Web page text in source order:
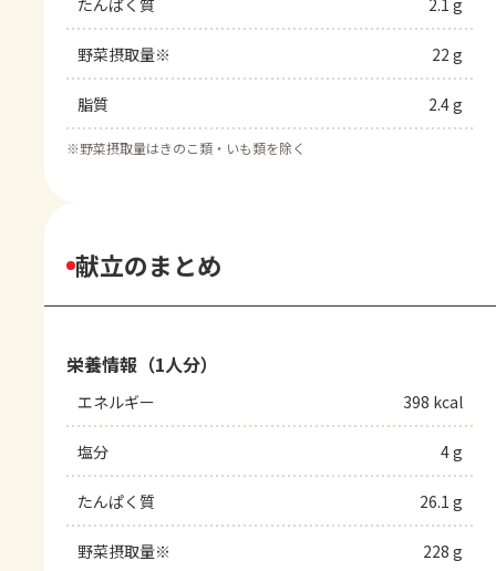
たんぱく質 2.1 g
野菜摂取量※ 22 g
脂質 2.4 g
※野菜摂取量はきのこ類・いも類を除く
献立のまとめ
栄養情報（1人分）
エネルギー 398 kcal
塩分 4 g
たんぱく質 26.1 g
野菜摂取量※ 228 g